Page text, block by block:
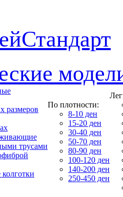
размеров
трусами
По плотности:
8-10 ден
15-20 ден
30-40 ден
50-70 ден
80-90 ден
100-120 ден
140-200 ден
250-450 ден